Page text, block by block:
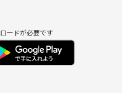
ードが必要です